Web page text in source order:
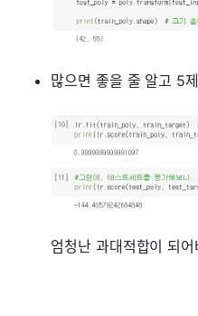
많으면 좋을 줄 알고 5
엄청난 과대적합이 되